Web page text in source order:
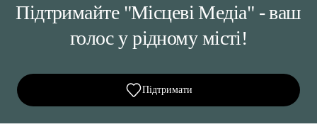
Підтримайте "Місцеві Медіа" - ваш
голос у рідному місті!
Підтримати